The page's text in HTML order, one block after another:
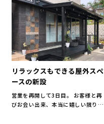
リラックスもできる屋外スペ
ースの新設
営業を再開して3日目。 お客様と再
びお会い出来、本当に嬉しい限りで